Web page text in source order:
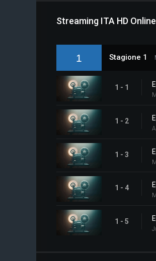
Streaming ITA HD
1 Stagione 1
1 - 1
1 - 2
1 - 3
1 - 4
1 - 5